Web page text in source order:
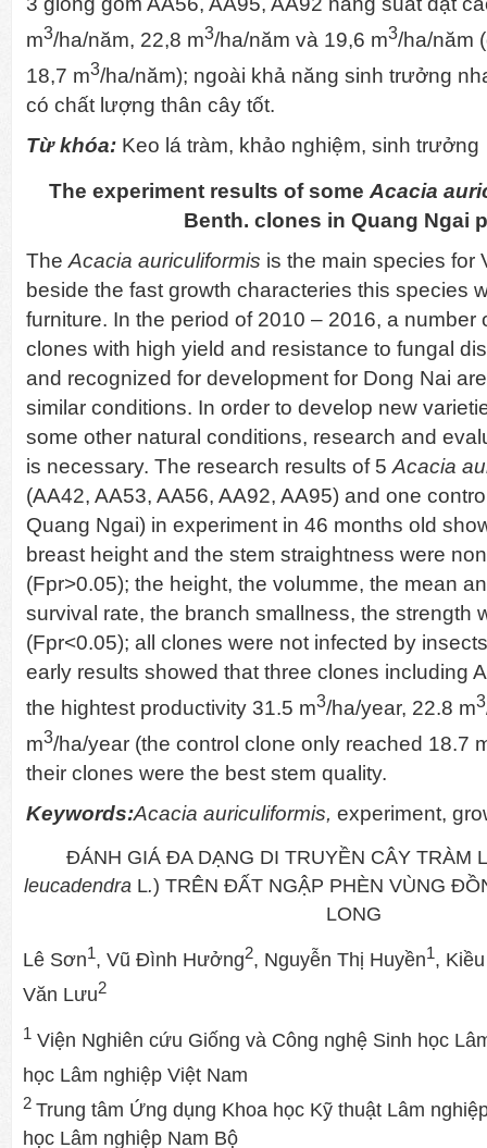
m3/ha/năm, 22,8 m3/ha/năm và 19,6 m3/ha/năm
18,7 m3/ha/năm); ngoài khả năng sinh trưởng
có chất lượng thân cây tốt.
Từ khóa: Keo lá tràm, khảo nghiệm, sinh trưởng
The experiment results of some Acacia
Benth. clones in Quang Ngai
The Acacia auriculiformis is the main species for
beside the fast growth characteries this species
furniture. In the period of 2010 – 2016, a number
clones with high yield and resistance to fungal
and recognized for development for Dong Nai
similar conditions. In order to develop new
some other natural conditions, research and
is necessary. The research results of 5 Acacia
(AA42, AA53, AA56, AA92, AA95) and one
Quang Ngai) in experiment in 46 months old
breast height and the stem straightness were
(Fpr>0.05); the height, the volumme, the mean
survival rate, the branch smallness, the strength
(Fpr<0.05); all clones were not infected by
early results showed that three clones including
the hightest productivity 31.5 m3/ha/year, 22.8 m3
m3/ha/year (the control clone only reached 18.7
their clones were the best stem quality.
Keywords:Acacia auriculiformis, experiment,
ĐÁNH GIÁ ĐA DẠNG DI TRUYỀN CÂY TRÀM
leucadendra L.) TRÊN ĐẤT NGẬP PHÈN VÙNG
LONG
Lê Sơn1, Vũ Đình Hưởng2, Nguyễn Thị Huyền1,
Văn Lưu2
1 Viện Nghiên cứu Giống và Công nghệ Sinh học
học Lâm nghiệp Việt Nam
2 Trung tâm Ứng dụng Khoa học Kỹ thuật Lâm
học Lâm nghiệp Nam Bộ